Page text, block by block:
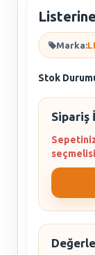
Marka:
Stok
Sipariş